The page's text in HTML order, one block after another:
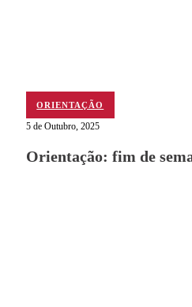
ORIENTAÇÃO
5 de Outubro, 2025
Orientação: fim de